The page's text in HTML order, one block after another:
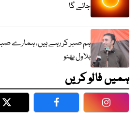
جائے گا
ہم صبر کر رہے ہیں، ہمارے صبر
بلاول بھٹو
ہمیں فالو کریں
Twitter Facebook